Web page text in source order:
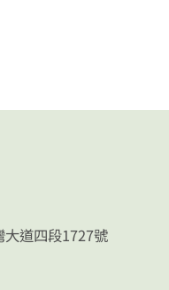
道四段1727號